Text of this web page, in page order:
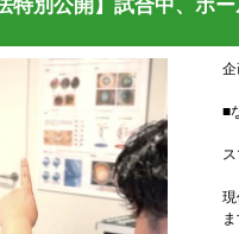
特別公開】試合中、ボ
企
■
ま